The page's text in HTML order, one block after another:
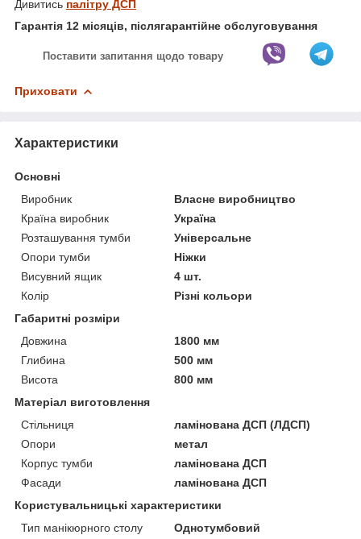
Дивитись палітру ДСП
Гарантія 12 місяців, післягарантійне обслуговування
Поставити запитання щодо товару
Приховати
Характеристики
Основні
Виробник
Власне виробництво
Країна виробник
Україна
Розташування тумби
Універсальне
Опори тумби
Ніжки
Висувний ящик
4 шт.
Колір
Різні кольори
Габаритні розміри
Довжина
1800 мм
Глибина
500 мм
Висота
800 мм
Матеріал виготовлення
Стільниця
ламінована ДСП (ЛДСП)
Опори
метал
Корпус тумби
ламінована ДСП
Фасади
ламінована ДСП
Користувальницькі характеристики
Тип манікюрного столу
Однотумбовий